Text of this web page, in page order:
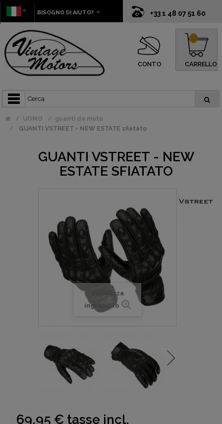
+33 1 48 07 51 60
BISOGNO DI AIUTO?
CONTO CARRELLO
0
UOMO
guanti da moto
GUANTI VSTREET - NEW ESTATE sfiatato
GUANTI VSTREET - NEW
ESTATE SFIATATO
Visualizza
ingrandito
69,95 € tasse incl.